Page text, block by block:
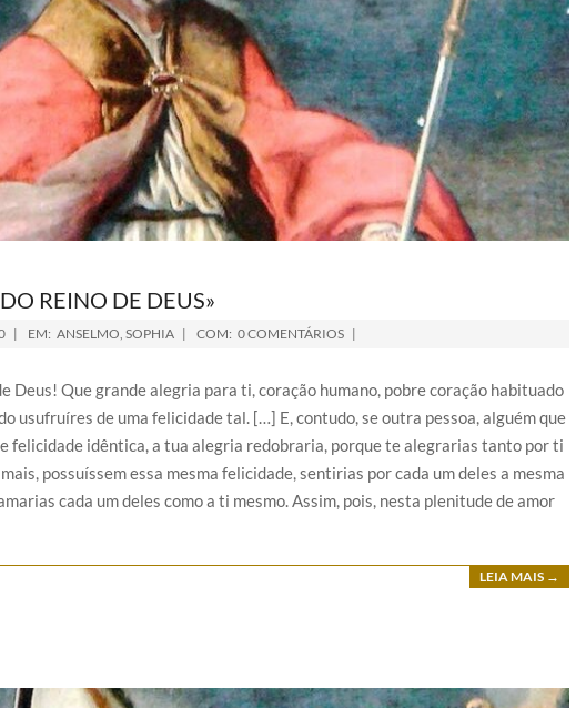
REINO DE DEUS»
EM: ANSELMO, SOPHIA COM: 0 COMENTÁRIOS
Deus! Que grande alegria para ti, coração humano, pobre coração habituado
usufruíres de uma felicidade tal. […] E, contudo, se outra pessoa, alguém que
felicidade idêntica, a tua alegria redobraria, porque te alegrarias tanto por ti
possuíssem essa mesma felicidade, sentirias por cada um deles a mesma
cada um deles como a ti mesmo. Assim, pois, nesta plenitude de amor
LEIA MAIS →